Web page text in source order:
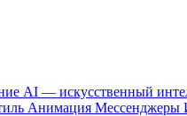
AI — искусственный
Анимация Мессенджеры